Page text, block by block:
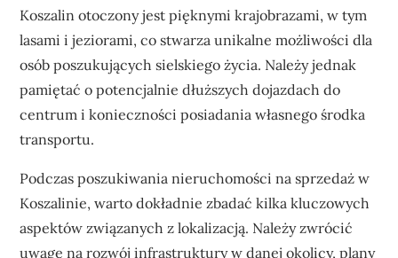
Koszalin otoczony jest pięknymi krajobrazami, w tym
lasami i jeziorami, co stwarza unikalne możliwości dla
osób poszukujących sielskiego życia. Należy jednak
pamiętać o potencjalnie dłuższych dojazdach do
centrum i konieczności posiadania własnego środka
transportu.
Podczas poszukiwania nieruchomości na sprzedaż w
Koszalinie, warto dokładnie zbadać kilka kluczowych
aspektów związanych z lokalizacją. Należy zwrócić
uwagę na rozwój infrastruktury w danej okolicy, plany